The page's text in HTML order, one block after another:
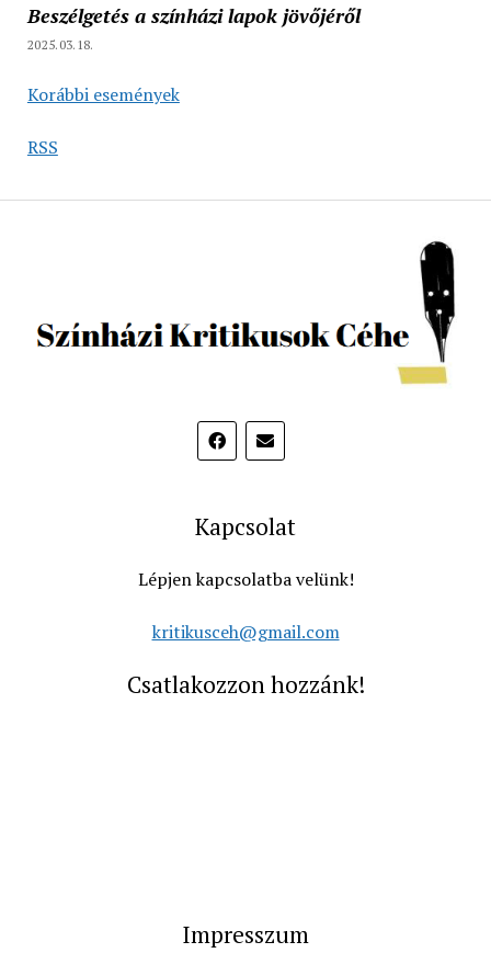
Beszélgetés a színházi lapok jövőjéről
2025.03.18.
Korábbi események
RSS
Kapcsolat
Lépjen kapcsolatba velünk!
kritikusceh@gmail.com
Csatlakozzon hozzánk!
Impresszum